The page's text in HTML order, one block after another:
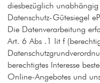
diesbezüglich
Datenschutz-Gütesiegel
Die Datenverarbeitung
Art. 6 Abs .1 lit f
berechtigtes Interesse
Online-Angebotes und